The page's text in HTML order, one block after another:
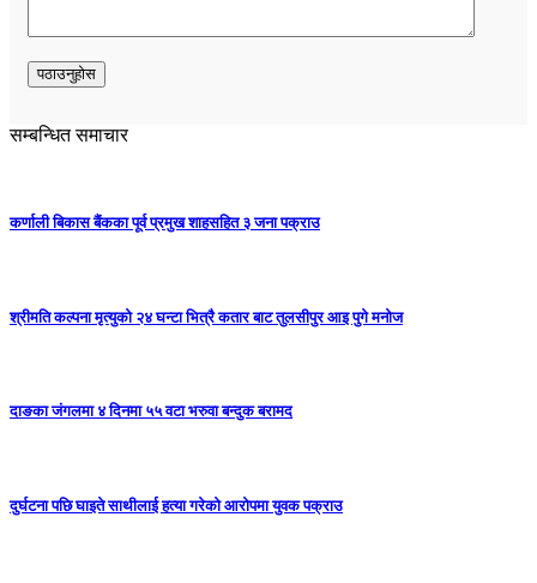
सम्बन्धित समाचार
कर्णाली बिकास बैंकका पूर्व प्रमुख शाहसहित ३ जना पक्राउ
श्रीमति कल्पना मृत्युको २४ घन्टा भित्रै कतार बाट तुलसीपुर आइ पुगे मनोज
दाङका जंगलमा ४ दिनमा ५५ वटा भरुवा बन्दुक बरामद
दुर्घटना पछि घाइते साथीलाई हत्या गरेको आरोपमा युवक पक्राउ